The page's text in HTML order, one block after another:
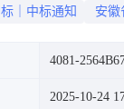
｜中标通知 安徽
4081-
2025-10-24